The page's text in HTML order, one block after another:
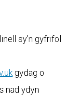
sy’n gyfrifol
gydag o
nad ydyn